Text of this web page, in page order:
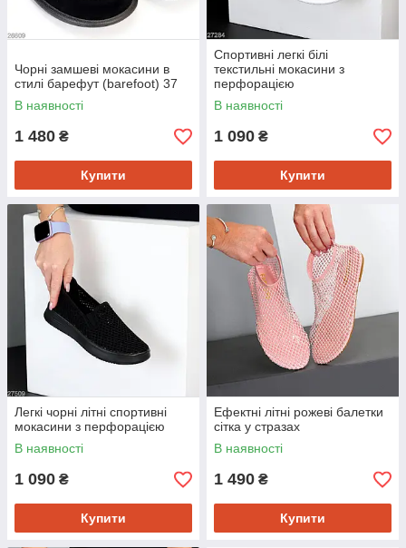
Чорні замшеві мокасини в
стилі барефут (barefoot) 37
В наявності
1 480 ₴
Купити
Спортивні легкі білі
текстильні мокасини з
перфорацією
В наявності
1 090 ₴
Купити
Легкі чорні літні спортивні
мокасини з перфорацією
В наявності
1 090 ₴
Купити
Ефектні літні рожеві балетки
сітка у стразах
В наявності
1 490 ₴
Купити